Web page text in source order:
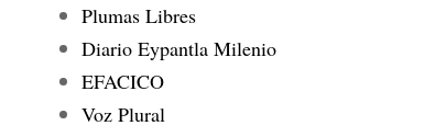
Plumas Libres
Diario Eypantla Milenio
EFACICO
Voz Plural